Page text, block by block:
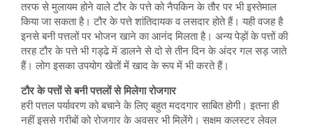
तरफ से मुलायम होने वाले टौर के पत्ते को नैपकिन के तौर पर भी इस्तेमाल
किया जा सकता है। टौर के पत्ते शांतिदायक व लसदार होते हैं। यही वजह है
इनसे बनी पत्तलों पर भोजन खाने का आनंद मिलता है। अन्य पेड़ों के पत्तों की
तरह टौर के पत्ते भी गड्ढे में डालने से दो से तीन दिन के अंदर गल सड़ जाते
हैं। लोग इसका उपयोग खेतों में खाद के रूप में भी करते हैं।
टौर के पत्तों से बनी पत्तलों से मिलेगा रोजगार
हरी पत्तल पर्यावरण को बचाने के लिए बहुत मददगार साबित होगी। इतना ही
नहीं इससे गरीबों को रोजगार के अवसर भी मिलेंगे। सक्षम कलस्टर लेवल